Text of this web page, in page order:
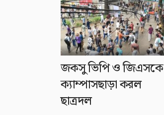
জকসু ভিপি ও জিএসকে
ক্যাম্পাসছাড়া করল
ছাত্রদল